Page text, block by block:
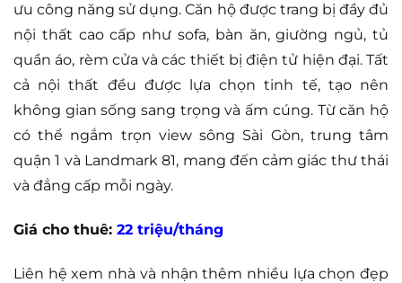
ưu công năng sử dụng. Căn hộ được trang bị đầy đủ
nội thất cao cấp như sofa, bàn ăn, giường ngủ, tủ
quần áo, rèm cửa và các thiết bị điện tử hiện đại. Tất
cả nội thất đều được lựa chọn tinh tế, tạo nên
không gian sống sang trọng và ấm cúng. Từ căn hộ
có thể ngắm trọn view sông Sài Gòn, trung tâm
quận 1 và Landmark 81, mang đến cảm giác thư thái
và đẳng cấp mỗi ngày.
Giá cho thuê: 22 triệu/tháng
Liên hệ xem nhà và nhận thêm nhiều lựa chọn đẹp